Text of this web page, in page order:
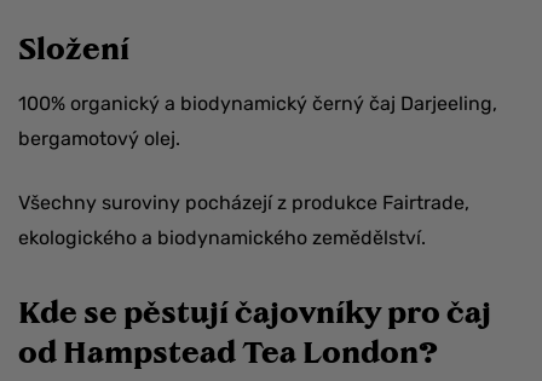
Složení
100% organický a biodynamický černý čaj Darjeeling,
bergamotový olej.
Všechny suroviny pocházejí z produkce Fairtrade,
ekologického a biodynamického zemědělství.
Kde se pěstují čajovníky pro čaj
od Hampstead Tea London?